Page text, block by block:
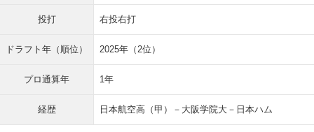
投打 右投右打
ドラフト年（順位） 2025年（2位）
プロ通算年 1年
経歴 日本航空高（甲）－大阪学院大－日本ハム